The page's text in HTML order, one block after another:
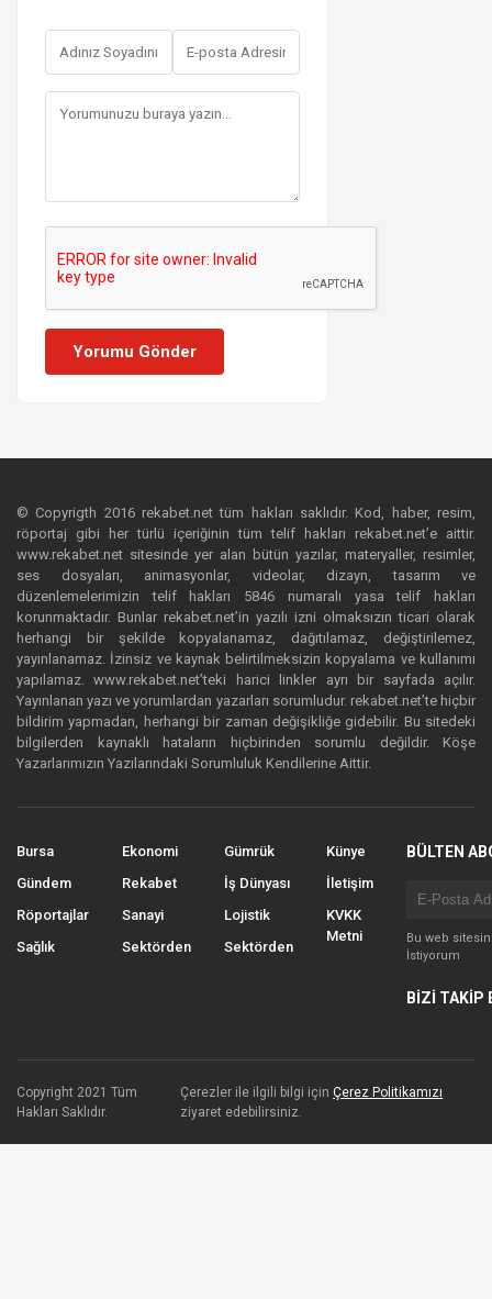
Yorumu Gönder
© Copyrigth 2016 rekabet.net tüm hakları saklıdır. Kod, haber, resim,
röportaj gibi her türlü içeriğinin tüm telif hakları rekabet.net’e aittir.
www.rekabet.net sitesinde yer alan bütün yazılar, materyaller, resimler,
ses dosyaları, animasyonlar, videolar, dizayn, tasarım ve
düzenlemelerimizin telif hakları 5846 numaralı yasa telif hakları
korunmaktadır. Bunlar rekabet.net’in yazılı izni olmaksızın ticari olarak
herhangi bir şekilde kopyalanamaz, dağıtılamaz, değiştirilemez,
yayınlanamaz. İzinsiz ve kaynak belirtilmeksizin kopyalama ve kullanımı
yapılamaz. www.rekabet.net’teki harici linkler ayrı bir sayfada açılır.
Yayınlanan yazı ve yorumlardan yazarları sorumludur. rekabet.net’te hiçbir
bildirim yapmadan, herhangi bir zaman değişikliğe gidebilir. Bu sitedeki
bilgilerden kaynaklı hataların hiçbirinden sorumlu değildir. Köşe
Yazarlarımızın Yazılarındaki Sorumluluk Kendilerine Aittir.
Bursa
Gündem
Röportajlar
Sağlık
Ekonomi
Rekabet
Sanayi
Sektörden
Gümrük
İş Dünyası
Lojistik
Sektörden
Künye
İletişim
KVKK
Metni
BÜLTEN
Bu web
İstiyorum
BİZİ TAKİP
Copyright 2021 Tüm
Hakları Saklıdır.
Çerezler ile ilgili bilgi içinÇerez Politikamızı
ziyaret edebilirsiniz.